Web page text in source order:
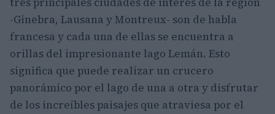
-Ginebra, Lausana y Montreux- son de habla
francesa y cada una de ellas se encuentra a
orillas del impresionante lago Lemán. Esto
significa que puede realizar un crucero
panorámico por el lago de una a otra y disfrutar
de los increíbles paisajes que atraviesa por el